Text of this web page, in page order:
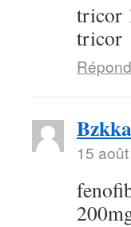
tricor
tricor
15